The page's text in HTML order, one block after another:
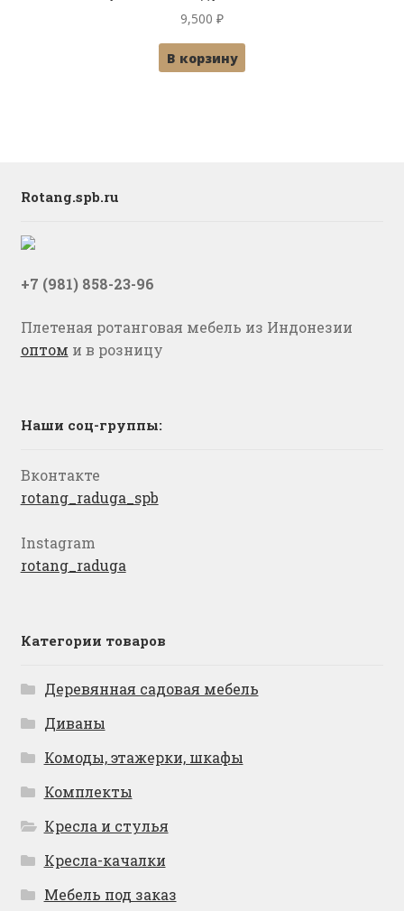
9,500 ₽
В корзину
Rotang.spb.ru
+7 (981) 858-23-96
Плетеная ротанговая мебель из Индонезии
оптом и в розницу
Наши соц-группы:
Вконтакте
rotang_raduga_spb
Instagram
rotang_raduga
Категории товаров
Деревянная садовая мебель
Диваны
Комоды, этажерки, шкафы
Комплекты
Кресла и стулья
Кресла-качалки
Мебель под заказ